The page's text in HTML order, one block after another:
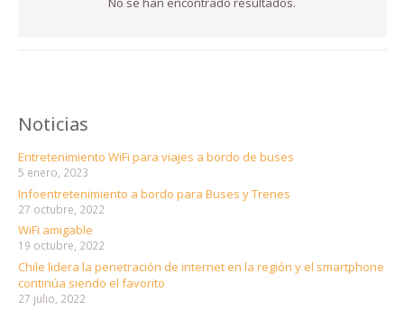
Noticias
Entretenimiento WiFi para viajes a bordo de buses
5 enero, 2023
Infoentretenimiento a bordo para Buses y Trenes
27 octubre, 2022
WiFi amigable
19 octubre, 2022
Chile lidera la penetración de internet en la región y el smartphone
continúa siendo el favorito
27 julio, 2022